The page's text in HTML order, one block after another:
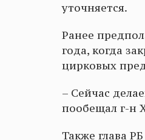
уточняется.
Ранее
года, когда
цирковых
– Сейчас
пообещал г-н
Также глава